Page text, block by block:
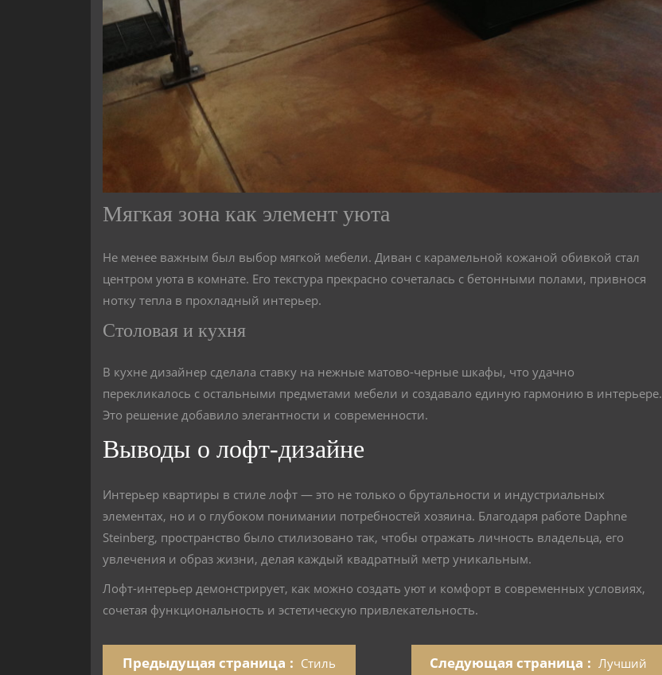
Мягкая зона как элемент уюта
Не менее важным был выбор мягкой мебели. Диван с карамельной кожаной обивкой стал
центром уюта в комнате. Его текстура прекрасно сочеталась с бетонными полами, привнося
нотку тепла в прохладный интерьер.
Столовая и кухня
В кухне дизайнер сделала ставку на нежные матово-черные шкафы, что удачно
перекликалось с остальными предметами мебели и создавало единую гармонию в интерьере.
Это решение добавило элегантности и современности.
Выводы о лофт-дизайне
Интерьер квартиры в стиле лофт — это не только о брутальности и индустриальных
элементах, но и о глубоком понимании потребностей хозяина. Благодаря работе Daphne
Steinberg, пространство было стилизовано так, чтобы отражать личность владельца, его
увлечения и образ жизни, делая каждый квадратный метр уникальным.
Лофт-интерьер демонстрирует, как можно создать уют и комфорт в современных условиях,
сочетая функциональность и эстетическую привлекательность.
Предыдущая страница
Стиль
Следующая страница
Лучший